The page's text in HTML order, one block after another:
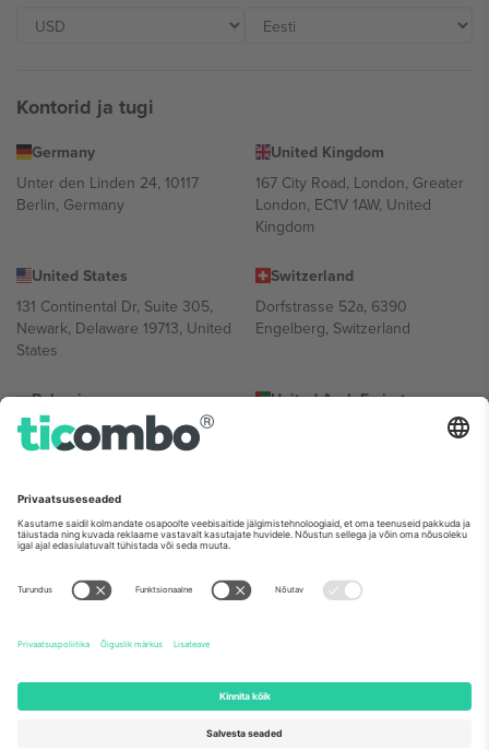
Kontorid ja tugi
Germany
Unter den Linden 24, 10117
Berlin, Germany
United Kingdom
167 City Road, London, Greater
London, EC1V 1AW, United
Kingdom
United States
131 Continental Dr, Suite 305,
Newark, Delaware 19713, United
States
Switzerland
Dorfstrasse 52a, 6390
Engelberg, Switzerland
Bulgaria
Regus Sofia City West, bul
Totleben 53-55, 1606 Sofia,
United Arab Emirates
UAE Dubai Silicon Oasis, DDP
Mexico
Av Chapultepec 360, Roma
Norte, Cuauhtémoc, 06700
Ciudad de México, CDMX,
sündmusest ja/või domeenist. Detailide jaoks vaata konkreetse
sündmuse lehte, impressumit ja tingimusi.,
2026 Ticombo. Kõik õigused kaitstud.